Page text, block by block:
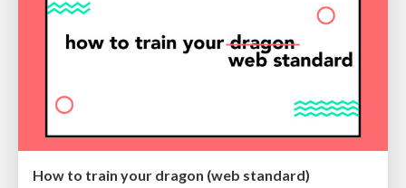
How to train your dragon (web standard)